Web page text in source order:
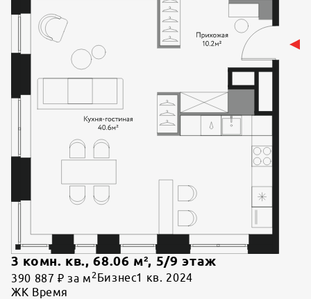
3 комн. кв., 68.06 м², 5/9 этаж
390 887 ₽ за м 2 Бизнес1 кв. 2024
ЖК Время